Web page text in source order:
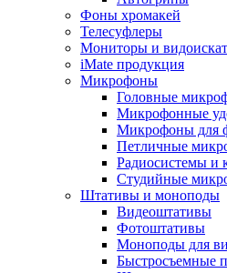
Фоны хромакей
Телесуфлеры
Мониторы и
iMate продукция
Микрофоны
Головные
Микрофонные
Микрофоны для
Петличные
Радиосистемы и
Студийные
Штативы и моноподы
Видеоштативы
Фотоштативы
Моноподы для
Быстросъемные